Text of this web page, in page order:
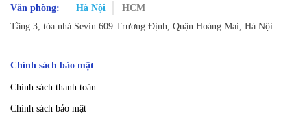
Văn phòng: Hà Nội
HCM
Tầng 3, tòa nhà Sevin 609 Trương Định, Quận Hoàng Mai, Hà Nội.
Chính sách bảo mật
Chính sách thanh toán
Chính sách bảo mật